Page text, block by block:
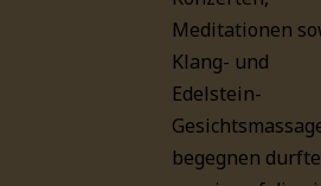
Meditationen
Klang- und
Edelstein-
begegnen